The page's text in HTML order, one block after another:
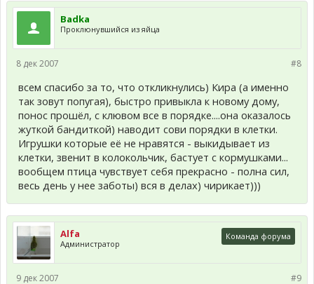
Badka
Проклюнувшийся из яйца
#8
8 дек 2007
всем спасибо за то, что откликнулись) Кира (а именно
так зовут попугая), быстро привыкла к новому дому,
понос прошёл, с клювом все в порядке....она оказалось
жуткой бандиткой) наводит сови порядки в клетки.
Игрушки которые её не нравятся - выкидывает из
клетки, звенит в колокольчик, бастует с кормушками...
вообщем птица чувствует себя прекрасно - полна сил,
весь день у нее заботы) вся в делах) чирикает)))
Alfa
Администратор
Команда форума
#9
9 дек 2007